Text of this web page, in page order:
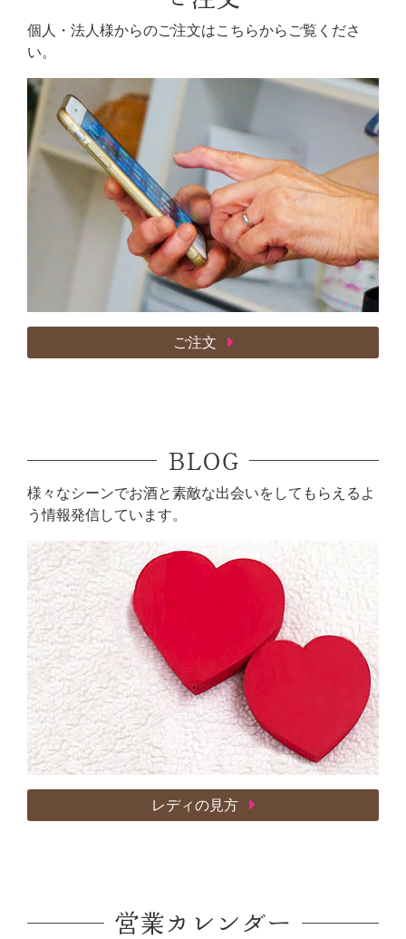
個人・法人様からのご注文はこちらからご覧くださ
い。
ご注文
BLOG
様々なシーンでお酒と素敵な出会いをしてもらえるよ
う情報発信しています。
レディの見方
営業カレンダー